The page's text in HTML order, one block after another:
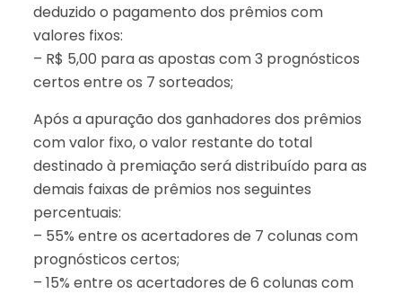
deduzido o pagamento dos prêmios com
valores fixos:
– R$ 5,00 para as apostas com 3 prognósticos
certos entre os 7 sorteados;
Após a apuração dos ganhadores dos prêmios
com valor fixo, o valor restante do total
destinado à premiação será distribuído para as
demais faixas de prêmios nos seguintes
percentuais:
– 55% entre os acertadores de 7 colunas com
prognósticos certos;
– 15% entre os acertadores de 6 colunas com